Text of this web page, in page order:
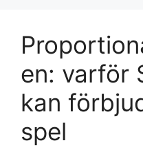
en: varför
kan
spel